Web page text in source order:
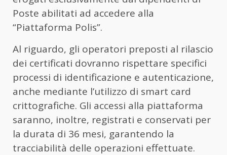
Poste abilitati ad accedere alla
“Piattaforma Polis”.
Al riguardo, gli operatori preposti al rilascio
dei certificati dovranno rispettare specifici
processi di identificazione e autenticazione,
anche mediante l’utilizzo di smart card
crittografiche. Gli accessi alla piattaforma
saranno, inoltre, registrati e conservati per
la durata di 36 mesi, garantendo la
tracciabilità delle operazioni effettuate.